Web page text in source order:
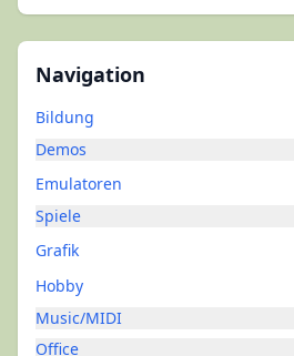
Navigation
Bildung
Demos
Emulatoren
Spiele
Grafik
Hobby
Music/MIDI
Office